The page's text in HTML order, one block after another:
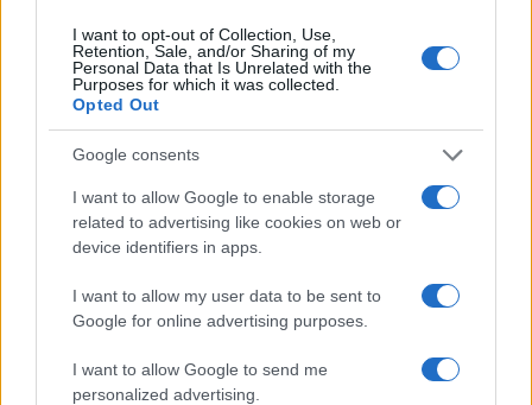
I want to opt-out of Collection, Use,
Retention, Sale, and/or Sharing of my
Personal Data that Is Unrelated with the
Purposes for which it was collected.
Opted Out
Google consents
I want to allow Google to enable storage
related to advertising like cookies on web or
device identifiers in apps.
I want to allow my user data to be sent to
Google for online advertising purposes.
I want to allow Google to send me
personalized advertising.